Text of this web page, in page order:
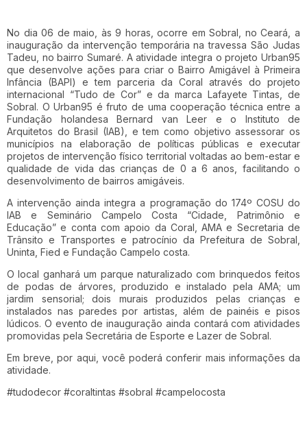
No dia 06 de maio, às 9 horas, ocorre em Sobral, no Ceará, a
inauguração da intervenção temporária na travessa São Judas
Tadeu, no bairro Sumaré. A atividade integra o projeto Urban95
que desenvolve ações para criar o Bairro Amigável à Primeira
Infância (BAPI) e tem parceria da Coral através do projeto
internacional “Tudo de Cor” e da marca Lafayete Tintas, de
Sobral. O Urban95 é fruto de uma cooperação técnica entre a
Fundação holandesa Bernard van Leer e o Instituto de
Arquitetos do Brasil (IAB), e tem como objetivo assessorar os
municípios na elaboração de políticas públicas e executar
projetos de intervenção físico territorial voltadas ao bem-estar e
qualidade de vida das crianças de 0 a 6 anos, facilitando o
desenvolvimento de bairros amigáveis.
A intervenção ainda integra a programação do 174º COSU do
IAB e Seminário Campelo Costa “Cidade, Patrimônio e
Educação” e conta com apoio da Coral, AMA e Secretaria de
Trânsito e Transportes e patrocínio da Prefeitura de Sobral,
Uninta, Fied e Fundação Campelo costa.
O local ganhará um parque naturalizado com brinquedos feitos
de podas de árvores, produzido e instalado pela AMA; um
jardim sensorial; dois murais produzidos pelas crianças e
instalados nas paredes por artistas, além de painéis e pisos
lúdicos. O evento de inauguração ainda contará com atividades
promovidas pela Secretária de Esporte e Lazer de Sobral.
Em breve, por aqui, você poderá conferir mais informações da
atividade.
#tudodecor #coraltintas #sobral #campelocosta